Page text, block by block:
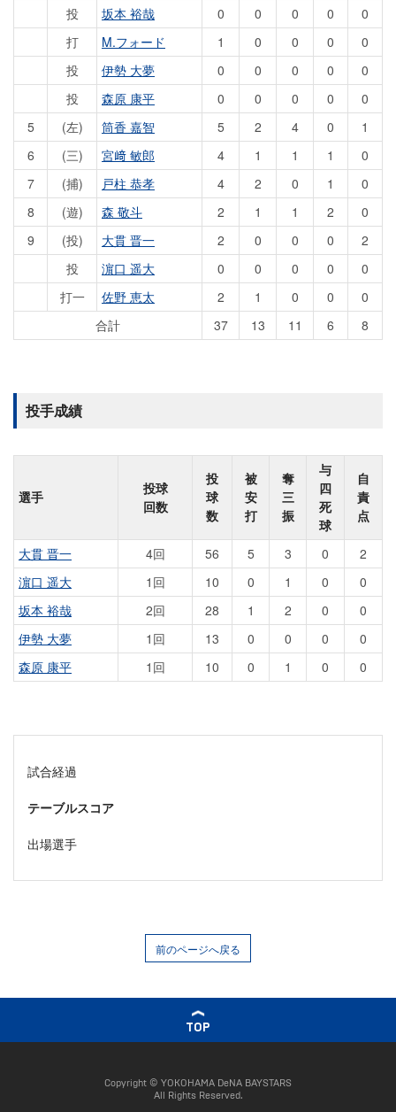
投
坂本 裕哉 0 0 0 0
0
打
M.フォード 1 0 0 0
0
投
伊勢 大夢 0 0 0 0
0
投
森原 康平 0 0 0 0
0
5
(左) 筒香 嘉智 5 2 4 0
1
6
(三) 宮﨑 敏郎 4 1 1 1
0
7
(捕) 戸柱 恭孝 4 2 0 1
0
8
(遊) 森 敬斗 2 1 1 2
0
9
(投) 大貫 晋一 2 0 0 0
2
投
濵口 遥大 0 0 0 0
0
打一
佐野 恵太 2 1 0 0
0
合計
37 13 11 6 8
投手成績
選手
投球
回数
投
球
数
被
安
打
奪
三
振
与
四
死
球
自
責
点
大貫 晋一 4回 56 5 3 0
2
濵口 遥大
1回 10 0 1 0
0
坂本 裕哉
2回 28 1 2 0
0
伊勢 大夢
1回 13 0 0 0
0
森原 康平
1回 10 0 1 0 0
試合経過
テーブルスコア
出場選手
前のページへ戻る
TOP
Copyright © YOKOHAMA DeNA BAYSTARS
All Rights Reserved.